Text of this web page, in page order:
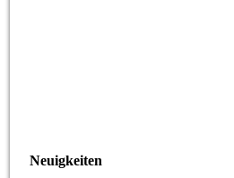
Neuigkeiten